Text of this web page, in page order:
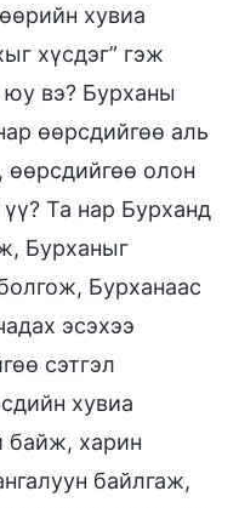
хувиа
хүсдэг” гэж
юу вэ? Бурханы
өөрсдийгөө аль
олон
Та нар Бурханд
Бурханыг
Бурханаас
эсэхээ
сэтгэл
хувиа
байж, харин
байлгаж,